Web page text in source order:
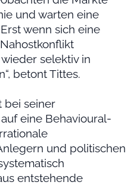
und warten eine
wenn sich eine
selektiv in
betont Tittes.
bei seiner
eine Behavioural-
und politischen
entstehende